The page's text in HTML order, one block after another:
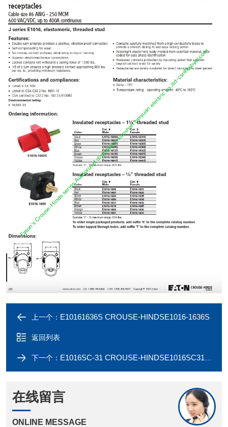
上一个： E10161636S CROUSE-HINDSE1016-1636S
返回列表
下一个： E1016SC-31 CROUSE-HINDSE1016SC31 Cam-Lok receptacle cover
在线留言
ONLINE MESSAGE